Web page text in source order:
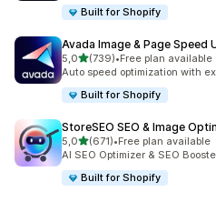
Built for Shopify
Avada Image & Page Speed
5,05 yıldız üzerinden
(739)
toplam 739 değerlendirme
•Free plan available
Auto speed optimization with
Built for Shopify
StoreSEO SEO & Image
5,05 yıldız üzerinden
(671)
toplam 671 değerlendirme
•Free plan available
AI SEO Optimizer & SEO
Built for Shopify